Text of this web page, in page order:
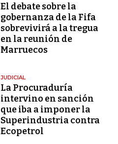
El debate sobre la
gobernanza de la Fifa
sobrevivirá a la tregua
en la reunión de
Marruecos
JUDICIAL
La Procuraduría
intervino en sanción
que iba a imponer la
Superindustria contra
Ecopetrol